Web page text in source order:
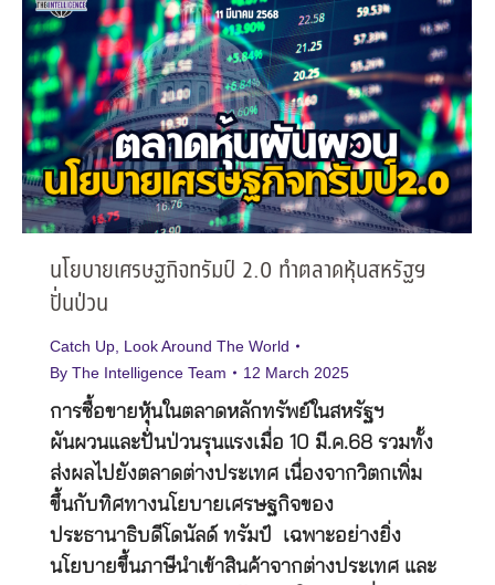
นโยบายเศรษฐกิจทรัมป์ 2.0 ทำตลาดหุ้นสหรัฐฯ
ปั่นป่วน
Catch Up Look Around The World
By The Intelligence Team 12 March 2025
การซื้อขายหุ้นในตลาดหลักทรัพย์ในสหรัฐฯ
ผันผวนและปั่นป่วนรุนแรงเมื่อ 10 มี.ค.68 รวมทั้ง
ส่งผลไปยังตลาดต่างประเทศ เนื่องจากวิตกเพิ่ม
ขึ้นกับทิศทางนโยบายเศรษฐกิจของ
ประธานาธิบดีโดนัลด์ ทรัมป์ เฉพาะอย่างยิ่ง
นโยบายขึ้นภาษีนำเข้าสินค้าจากต่างประเทศ และ